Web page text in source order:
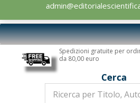
Editoriale
Scientifica
Primary
Navigation
Spedizioni gratuite per
da 80,00 euro
Cerca